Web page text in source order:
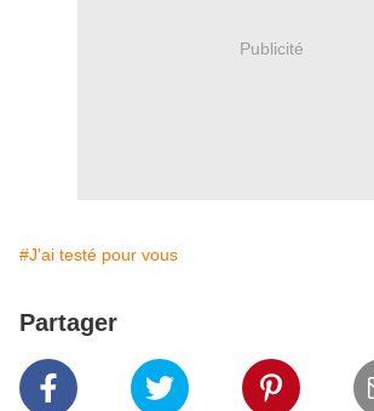
Publicité
#J'ai testé pour vous
Partager